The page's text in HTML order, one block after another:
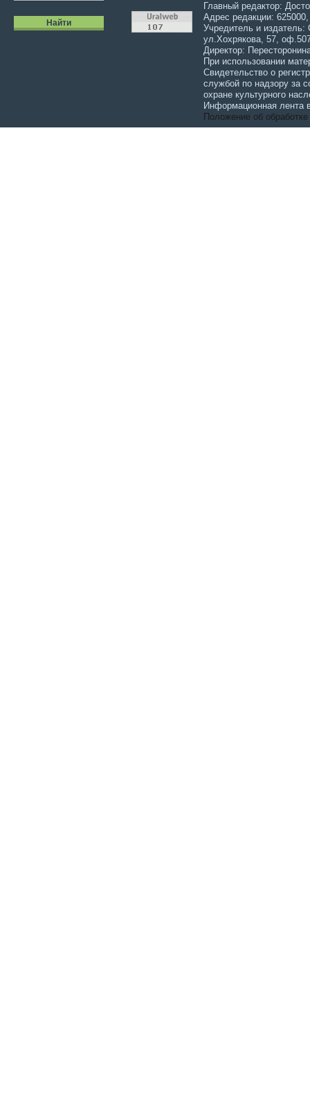
Главный редактор:
Адрес редакции:
Учредитель и
ул.Хохрякова, 57,
Директор:
При использовании
Свидетельство о
службой по надзору за
охране культурного
Информационная лента
Положение об